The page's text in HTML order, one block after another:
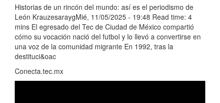
Historias de un rincón del mundo: así es el periodismo de
León KrauzesaraygMié, 11/05/2025 - 19:48 Read time: 4
mins El egresado del Tec de Ciudad de México compartió
cómo su vocación nació del futbol y lo llevó a convertirse en
una voz de la comunidad migrante En 1992, tras la
destituci&oac
Conecta.tec.mx